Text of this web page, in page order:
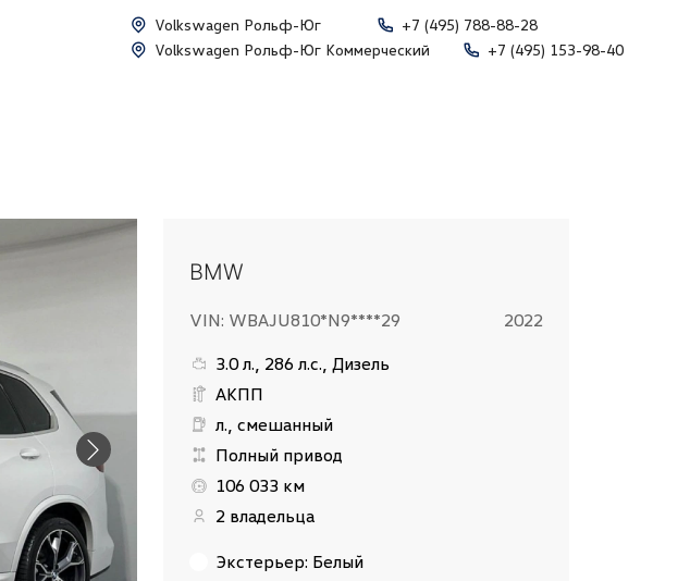
Volkswagen Рольф-Юг
+7 (495) 788-88-28
Volkswagen Рольф-Юг Коммерческий
+7 (495) 153-98-40
BMW
VIN: WBAJU810*N9****29
2022
3.0 л., 286 л.с., Дизель
АКПП
л., смешанный
Полный привод
106 033 км
2 владельца
Экстерьер: Белый